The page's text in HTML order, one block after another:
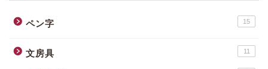
ペン字 15
文房具 11